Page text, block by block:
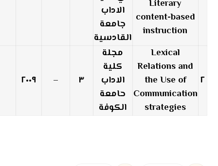
Literary
content-based
instruction
الاداب
جامعة
القادسية
٢
Lexical
Relations and
the Use of
Communication
strategies
مجلة
كلية
الاداب
حامعة
الكوفة
٣ – ٢٠٠٩